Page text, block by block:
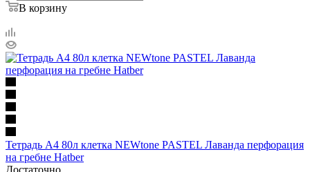
В корзину
Тетрадь А4 80л клетка NEWtone PASTEL Лаванда перфорация
на гребне Hatber
Достаточно